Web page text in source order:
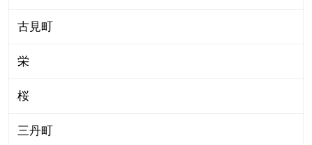
古見町
栄
桜
三丹町